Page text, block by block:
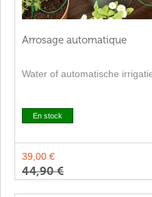
Arrosage automatique
Water of automatische
En stock
39,00 €
44,90 €